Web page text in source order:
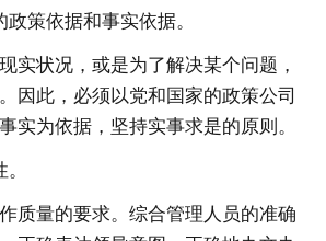
策依据和事实依据。
实状况，或是为了解决某个问题，
因此，必须以党和国家的政策公司
实为依据，坚持实事求是的原则。
质量的要求。综合管理人员的准确